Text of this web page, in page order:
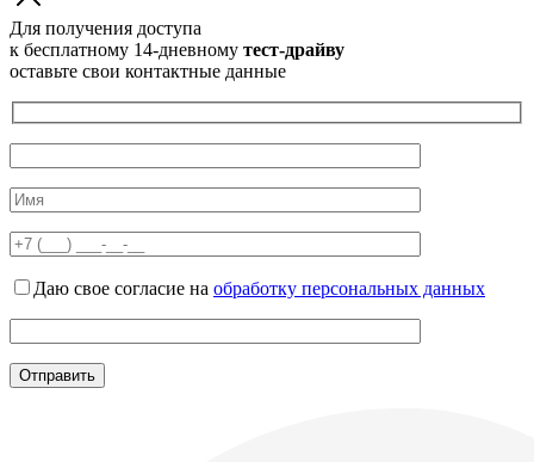
Для получения доступа
к бесплатному 14-дневному тест-драйву
оставьте свои контактные данные
Даю свое согласие на обработку персональных данных